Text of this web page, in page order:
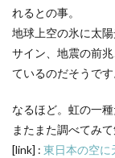
れるとの事。
地球上空の氷に太
サイン、地震の前
ているのだそうです
なるほど。虹の一種
またまた調べてみ
[link] : 東日本の空に